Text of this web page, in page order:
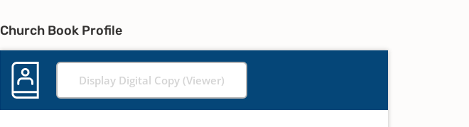
Church Book Profile
Display Digital Copy (Viewer)